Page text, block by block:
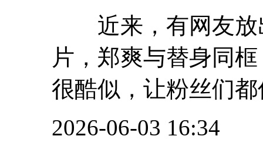
近来，有网友放
片，郑爽与替身同
很酷似，让粉丝们
2026-06-03 16:34